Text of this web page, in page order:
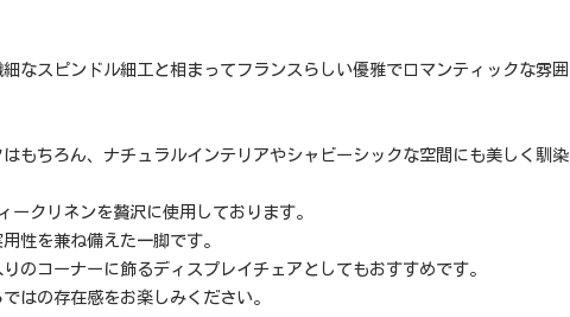
なスピンドル細工と相まってフランスらしい優雅でロマンティックな雰囲
もちろん、ナチュラルインテリアやシャビーシックな空間にも美しく馴染
クリネンを贅沢に使用しております。
性を兼ね備えた一脚です。
のコーナーに飾るディスプレイチェアとしてもおすすめです。
はの存在感をお楽しみください。